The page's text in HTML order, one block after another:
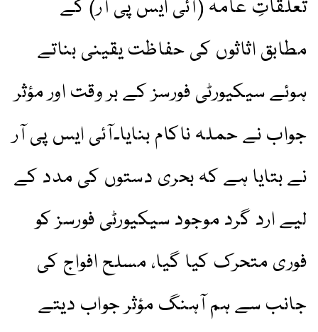
تعلقاتِ عامہ (آئی ایس پی آر) کے
مطابق اثاثوں کی حفاظت یقینی بناتے
ہوئے سیکیورٹی فورسز کے بر وقت اور مؤثر
جواب نے حملہ ناکام بنایا۔آئی ایس پی آر
نے بتایا ہے کہ بحری دستوں کی مدد کے
لیے ارد گرد موجود سیکیورٹی فورسز کو
فوری متحرک کیا گیا، مسلح افواج کی
جانب سے ہم آہنگ مؤثر جواب دیتے